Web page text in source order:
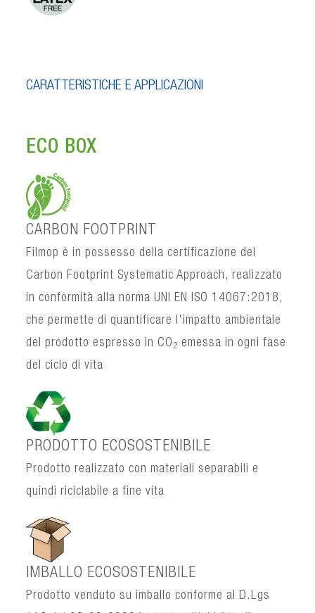
CARATTERISTICHE E APPLICAZIONI
ECO BOX
CARBON FOOTPRINT
Filmop è in possesso della certificazione del
Carbon Footprint Systematic Approach, realizzato
in conformità alla norma UNI EN ISO 14067:2018,
che permette di quantificare l'impatto ambientale
del prodotto espresso in CO 2 emessa in ogni fase
del ciclo di vita
PRODOTTO ECOSOSTENIBILE
Prodotto realizzato con materiali separabili e
quindi riciclabile a fine vita
IMBALLO ECOSOSTENIBILE
Prodotto venduto su imballo conforme al D.Lgs